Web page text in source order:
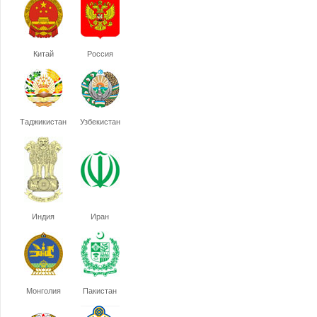
Китай Россия
Таджикистан Узбекистан
Индия Иран
Монголия Пакистан